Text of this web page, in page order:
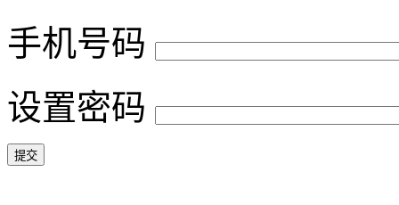
手机号码
设置密码